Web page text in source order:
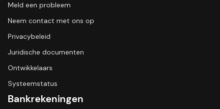
Meld een probleem
Neem contact met ons op
Privacybeleid
Juridische documenten
Ontwikkelaars
Systeemstatus
Bankrekeningen